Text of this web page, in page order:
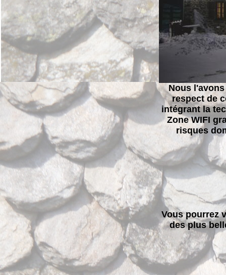
Nous
respect de
intégrant la
Zone WIFI
risques
Vous pourrez
des plus